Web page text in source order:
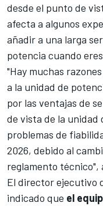
desde el punto de
afecta a algunos
añadir a una larga
potencia cuando
"Hay muchas
a la unidad de
por las ventajas de
de vista de la unidad
problemas de
2026, debido al
reglamento técnico",
El director ejecutivo
indicado que el